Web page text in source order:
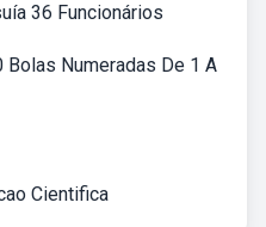
36 Funcionários
Bolas Numeradas De 1 A
Cientifica